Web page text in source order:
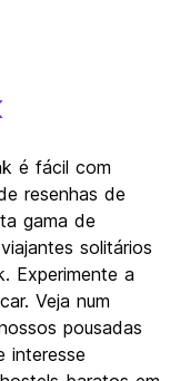
é fácil com
resenhas de
gama de
solitários
Experimente a
Veja num
pousadas
interesse